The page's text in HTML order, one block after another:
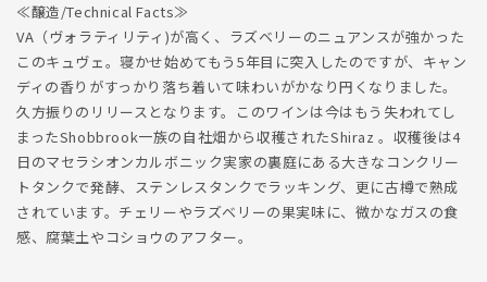
≪醸造/Technical Facts≫
VA（ヴォラティリティ)が高く、ラズベリーのニュアンスが強かった
このキュヴェ。寝かせ始めてもう5年目に突入したのですが、キャン
ディの香りがすっかり落ち着いて味わいがかなり円くなりました。
久方振りのリリースとなります。このワインは今はもう失われてし
まったShobbrook一族の自社畑から収穫されたShiraz 。収穫後は4
日のマセラシオンカルボニック実家の裏庭にある大きなコンクリー
トタンクで発酵、ステンレスタンクでラッキング、更に古樽で熟成
されています。チェリーやラズベリーの果実味に、微かなガスの食
感、腐葉土やコショウのアフター。